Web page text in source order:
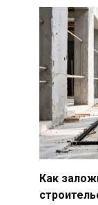
Как